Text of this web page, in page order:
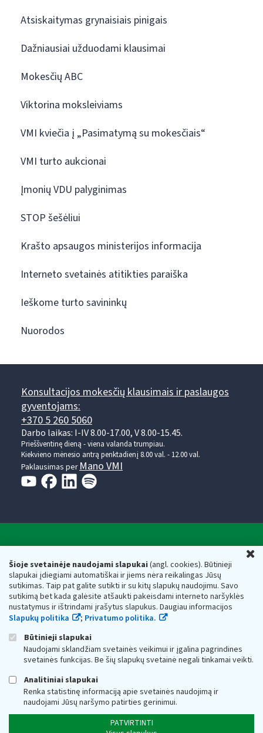
Šioje svetainėje naudojami slapukai(angl. cookies). Būtinieji
slapukai įdiegiami automatiškai ir jiems nėra reikalingas Jūsų
sutikimas. Taip pat galite sutikti ir su kitų slapukų naudojimu. Savo
sutikimą bet kada galėsite atšaukti pakeisdami interneto naršyklės
nustatymus ir ištrindami įrašytus slapukus. Daugiau informacijos
Slapukų politika
; Privatumo politika.
Būtinieji slapukai
Naudojami sklandžiam svetainės veikimui ir įgalina pagrindines
svetainės funkcijas. Be šių slapukų svetainė negali tinkamai veikti.
Analitiniai slapukai
Renka statistinę informaciją apie svetainės naudojimą ir
naudojami Jūsų naršymo patirties gerinimui.
PATVIRTINTI
Atsiskaitymas grynaisiais pinigais
Dažniausiai užduodami klausimai
Mokesčių ABC
Viktorina moksleiviams
VMI kviečia į „Pasimatymą su mokesčiais“
VMI turto aukcionai
Įmonių VDU palyginimas
STOP šešėliui
Krašto apsaugos ministerijos informacija
Interneto svetainės atitikties paraiška
Ieškome turto savininkų
Nuorodos
Konsultacijos mokesčių klausimais ir paslaugos
gyventojams:
+370 5 260 5060
Darbo laikas: I-IV 8.00-17.00, V 8.00-15.45.
Prieššventinę dieną - viena valanda trumpiau.
Kiekvieno mėnesio antrą penktadienį 8.00 val. - 12.00 val.
Paklausimas perMano VMI
Valstybinė mokesčių inspekcija prie Lietuvos
Respublikos finansų ministerijos
Biudžetinė įstaiga. Juridinio asmens kodas — 188659752,
adresas: Vasario 16-osios g. 14, 01107 Vilnius, Lietuva, el.paštas:
vmi@vmi.lt , E. pristatymo dėžutės adresas 188659752
Duomenys apie Valstybinę mokesčių inspekciją prie Lietuvos
Respublikos finansų ministerijos kaupiami ir saugomi Juridinių